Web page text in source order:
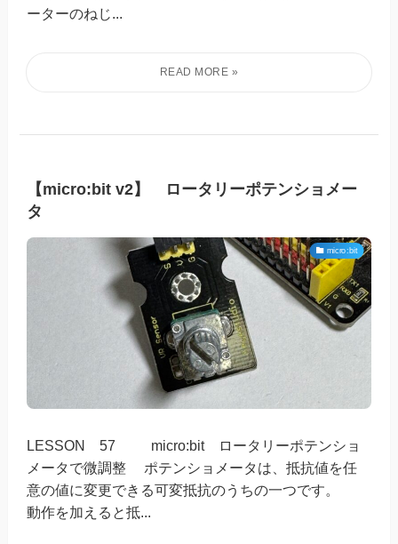
ーターのねじ...
【micro:bit v2】 ロータリーポテンショメー
タ
micro:bit
LESSON 57 micro:bit ロータリーポテンショ
メータで微調整 ポテンショメータは、抵抗値を任
意の値に変更できる可変抵抗のうちの一つです。
動作を加えると抵...